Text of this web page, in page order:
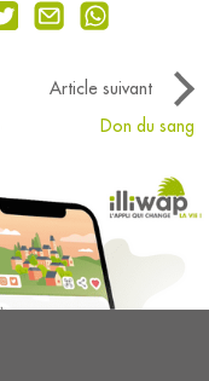
Article suivant
Don du sang